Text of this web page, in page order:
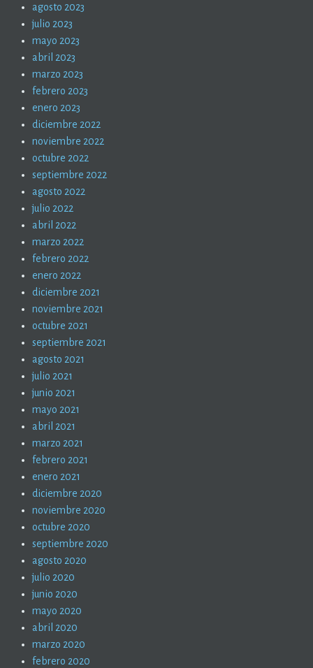
agosto 2023
julio 2023
mayo 2023
abril 2023
marzo 2023
febrero 2023
enero 2023
diciembre 2022
noviembre 2022
octubre 2022
septiembre 2022
agosto 2022
julio 2022
abril 2022
marzo 2022
febrero 2022
enero 2022
diciembre 2021
noviembre 2021
octubre 2021
septiembre 2021
agosto 2021
julio 2021
junio 2021
mayo 2021
abril 2021
marzo 2021
febrero 2021
enero 2021
diciembre 2020
noviembre 2020
octubre 2020
septiembre 2020
agosto 2020
julio 2020
junio 2020
mayo 2020
abril 2020
marzo 2020
febrero 2020